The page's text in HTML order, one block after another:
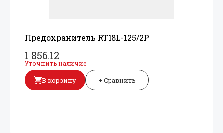
Предохранитель RT18L-125/2P
1 856.12
Уточнить наличие
В корзину + Сравнить